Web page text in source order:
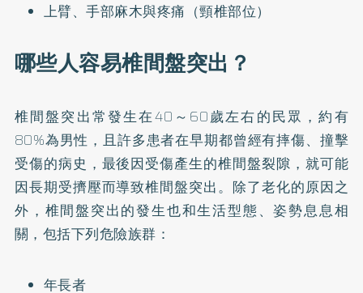
上臂、手部麻木與疼痛（頸椎部位）
哪些人容易椎間盤突出？
椎間盤突出常發生在40～60歲左右的民眾，約有
80%為男性，且許多患者在早期都曾經有摔傷、撞擊
受傷的病史，最後因受傷產生的椎間盤裂隙，就可能
因長期受擠壓而導致椎間盤突出。除了老化的原因之
外，椎間盤突出的發生也和生活型態、姿勢息息相
關，包括下列危險族群：
年長者